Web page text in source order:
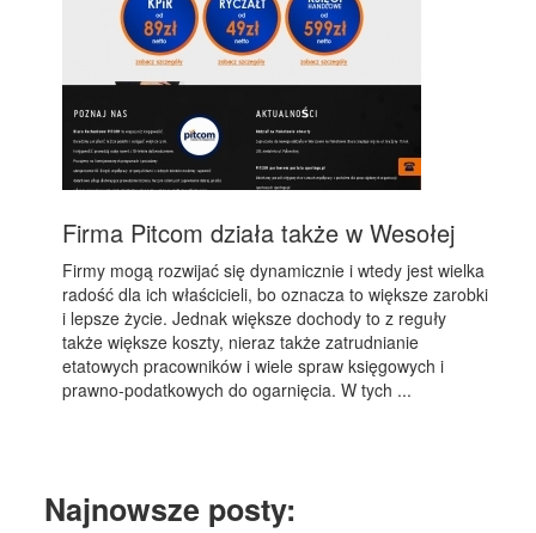
Firma Pitcom działa także w Wesołej
Firmy mogą rozwijać się dynamicznie i wtedy jest wielka
radość dla ich właścicieli, bo oznacza to większe zarobki
i lepsze życie. Jednak większe dochody to z reguły
także większe koszty, nieraz także zatrudnianie
etatowych pracowników i wiele spraw księgowych i
prawno-podatkowych do ogarnięcia. W tych ...
Najnowsze posty: